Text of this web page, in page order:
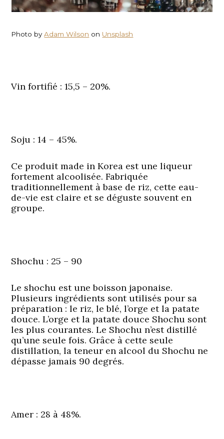
Photo byAdam Wilson on Unsplash
Vin fortifié : 15,5 – 20%.
Soju : 14 – 45%.
Ce produit made in Korea est une liqueur
fortement alcoolisée. Fabriquée
traditionnellement à base de riz, cette eau-
de-vie est claire et se déguste souvent en
groupe.
Shochu : 25 – 90
Le shochu est une boisson japonaise.
Plusieurs ingrédients sont utilisés pour sa
préparation : le riz, le blé, l’orge et la patate
douce. L’orge et la patate douce Shochu sont
les plus courantes. Le Shochu n’est distillé
qu’une seule fois. Grâce à cette seule
distillation, la teneur en alcool du Shochu ne
dépasse jamais 90 degrés.
Amer : 28 à 48%.